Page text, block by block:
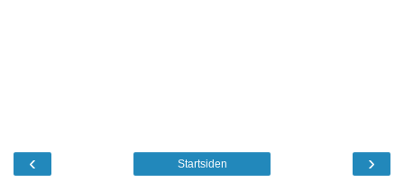
‹ ›
Startsiden